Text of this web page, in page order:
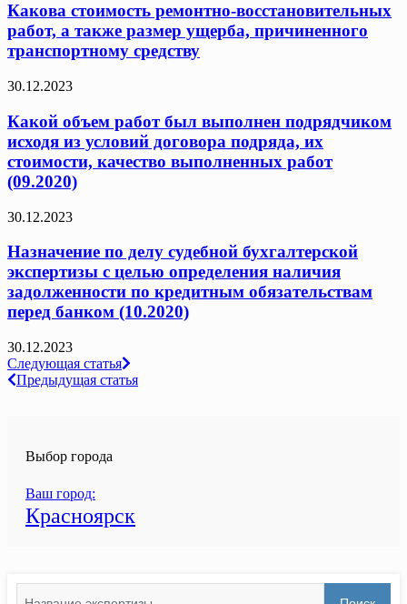
Какова стоимость ремонтно-восстановительных
работ, а также размер ущерба, причиненного
транспортному средству
30.12.2023
Какой объем работ был выполнен подрядчиком
исходя из условий договора подряда, их
стоимости, качество выполненных работ
(09.2020)
30.12.2023
Назначение по делу судебной бухгалтерской
экспертизы с целью определения наличия
задолженности по кредитным обязательствам
перед банком (10.2020)
30.12.2023
Навигация
по
Следующая статья
Предыдущая статья
Выбор города
Ваш город:
Красноярск